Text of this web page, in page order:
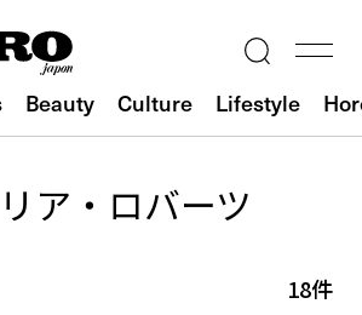
Beauty Culture Lifestyle
ア・ロバーツ
18件